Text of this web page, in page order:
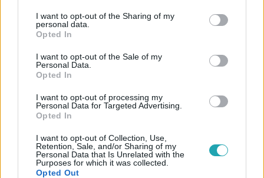
not limited to your visit or usage behaviour. You may click to
grant or deny consent to Google and its third-party tags to
use your data for below specified purposes in below Google
consent section.
I want to opt-out of the Sharing of my
personal data.
Opted In
I want to opt-out of the Sale of my
Personal Data.
Opted In
I want to opt-out of processing my
Personal Data for Targeted Advertising.
Opted In
I want to opt-out of Collection, Use,
Retention, Sale, and/or Sharing of my
Personal Data that Is Unrelated with the
Purposes for which it was collected.
Opted Out
ALBERT ERIKA #ZERA #BOJNÁR ATTILA
KORÁBIÁN TAMÁS
SZÜLŐ
Népszerű